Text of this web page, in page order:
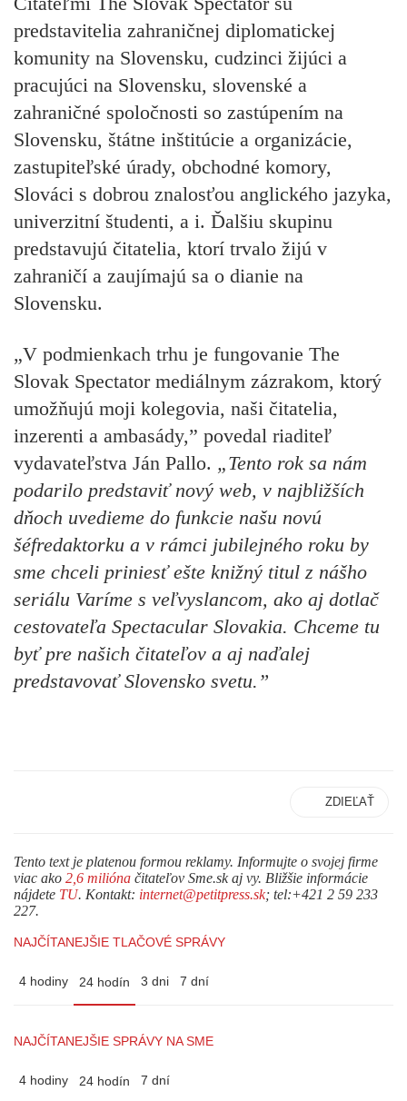
predstavitelia zahraničnej diplomatickej
komunity na Slovensku, cudzinci žijúci a
pracujúci na Slovensku, slovenské a
zahraničné spoločnosti so zastúpením na
Slovensku, štátne inštitúcie a organizácie,
zastupiteľské úrady, obchodné komory,
Slováci s dobrou znalosťou anglického jazyka,
univerzitní študenti, a i. Ďalšiu skupinu
predstavujú čitatelia, ktorí trvalo žijú v
zahraničí a zaujímajú sa o dianie na
Slovensku.
„V podmienkach trhu je fungovanie The
Slovak Spectator mediálnym zázrakom, ktorý
umožňujú moji kolegovia, naši čitatelia,
inzerenti a ambasády,” povedal riaditeľ
vydavateľstva Ján Pallo. „Tento rok sa nám
podarilo predstaviť nový web, v najbližších
dňoch uvedieme do funkcie našu novú
šéfredaktorku a v rámci jubilejného roku by
sme chceli priniesť ešte knižný titul z nášho
seriálu Varíme s veľvyslancom, ako aj dotlač
cestovateľa Spectacular Slovakia. Chceme tu
byť pre našich čitateľov a aj naďalej
predstavovať Slovensko svetu.”
ZDIEĽAŤ
Tento text je platenou formou reklamy. Informujte o svojej firme
viac ako 2,6 milióna čitateľov Sme.sk aj vy. Bližšie informácie
nájdete TU. Kontakt: internet@petitpress.sk; tel:+421 2 59 233
227.
NAJČÍTANEJŠIE TLAČOVÉ SPRÁVY
4 hodiny 24 hodín 3 dni 7 dní
NAJČÍTANEJŠIE SPRÁVY NA SME
4 hodiny 24 hodín 7 dní